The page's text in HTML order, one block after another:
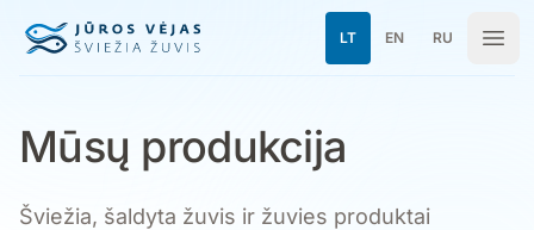
LT EN RU
Mūsų produkcija
Šviežia, šaldyta žuvis ir žuvies produktai